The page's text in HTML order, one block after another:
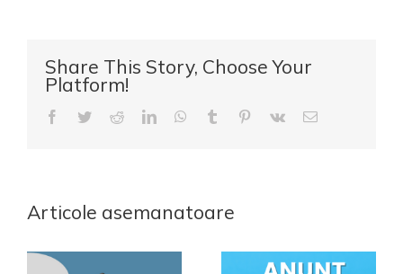
Share This Story, Choose Your
Platform!
Facebook
TwitterRedditLinkedInWhatsApp
Tumblr Pinterest
Vk
E-
Articole asemanatoare